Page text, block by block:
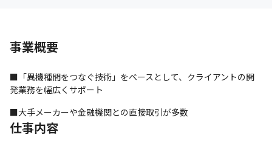
事業概要
■「異機種間をつなぐ技術」をベースとして、クライアントの開
発業務を幅広くサポート
■大手メーカーや金融機関との直接取引が多数
仕事内容